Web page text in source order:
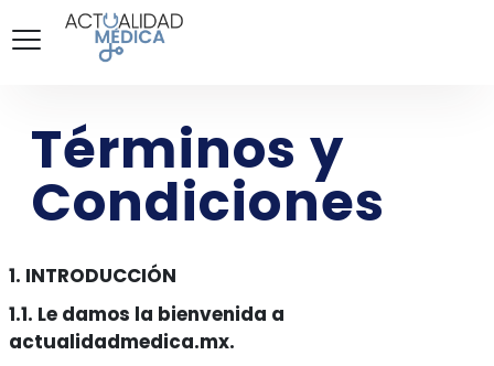
Términos y
Condiciones
1. INTRODUCCIÓN
1.1. Le damos la bienvenida a
actualidadmedica.mx.